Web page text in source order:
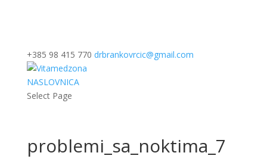
+385 98 415 770 drbrankovrcic@gmail.com
NASLOVNICA
Select Page
problemi_sa_noktima_7